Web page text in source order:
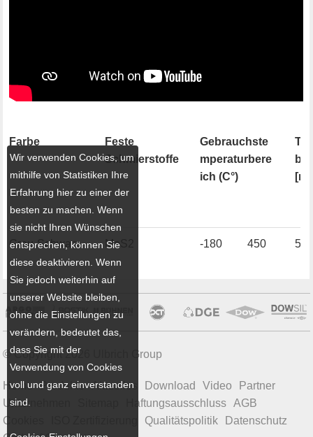
Farbe
Feste
Schmierstoffe
Gebrauchste
mperaturbere
ich (C°)
bei
Grau-Schwarz MoS2 -180 450 5
© Copyright 2026 Ulbrich Group
Home Produkte Aktuelles Download Video
Partner
Unternehmen
Haftungsausschluss
AGB
Cookies
Qualitätspolitik
Datenschutz
Wir verwenden Cookies, um
mithilfe von Statistiken Ihre
Erfahrung hier zu einer der
besten zu machen. Wenn
sie nicht Ihren Wünschen
entsprechen, können Sie
diese deaktivieren. Wenn
Sie jedoch weiterhin auf
unserer Website bleiben,
ohne die Einstellungen zu
verändern, bedeutet das,
dass Sie mit der
Verwendung von Cookies
voll und ganz einverstanden
sind.